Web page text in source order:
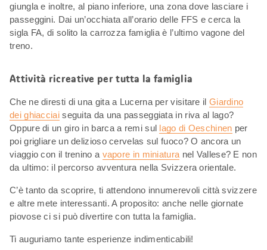
giungla e inoltre, al piano inferiore, una zona dove lasciare i
passeggini. Dai un’occhiata all’orario delle FFS e cerca la
sigla FA, di solito la carrozza famiglia è l’ultimo vagone del
treno.
Attività ricreative per tutta la famiglia
Che ne diresti di una gita a Lucerna per visitare il Giardino
dei ghiacciaiseguita da una passeggiata in riva al lago?
Oppure di un giro in barca a remi sul lago di Oeschinen per
poi grigliare un delizioso cervelas sul fuoco? O ancora un
viaggio con il trenino a vapore in miniatura nel Vallese? E non
da ultimo: il percorso avventura nella Svizzera orientale.
C’è tanto da scoprire, ti attendono innumerevoli città svizzere
e altre mete interessanti. A proposito: anche nelle giornate
piovose ci si può divertire con tutta la famiglia.
Ti auguriamo tante esperienze indimenticabili!